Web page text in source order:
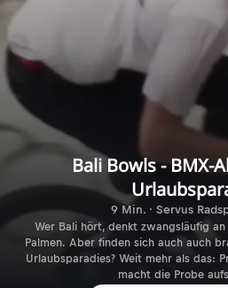
Bali Bowls - BMX-
9 Min. · Servus
Wer Bali hört, denkt zwangsläufig an
Palmen. Aber finden sich auch auch
Urlaubsparadies? Weit mehr als das:
macht die Probe